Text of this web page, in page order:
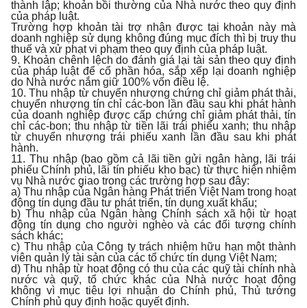
thành lập; khoản bồi thường của Nhà nước theo quy định
của pháp luật.
Trường hợp khoản tài trợ nhận được tại khoản này mà
doanh nghiệp sử dụng không đúng mục đích thì bị truy thu
thuế và xử phạt vi phạm theo quy định của pháp luật.
9. Khoản chênh lệch do đánh giá lại tài sản theo quy định
của pháp luật để cổ phần hóa, sắp xếp lại doanh nghiệp
do Nhà nước nắm giữ 100% vốn điều lệ.
10. Thu nhập từ chuyển nhượng chứng chỉ giảm phát thải,
chuyển nhượng tín chỉ các-bon lần đầu sau khi phát hành
của doanh nghiệp được cấp chứng chỉ giảm phát thải, tín
chỉ các-bon; thu nhập từ tiền lãi trái phiếu xanh; thu nhập
từ chuyển nhượng trái phiếu xanh lần đầu sau khi phát
hành.
11. Thu nhập (bao gồm cả lãi tiền gửi ngân hàng, lãi trái
phiếu Chính phủ, lãi tín phiếu kho bạc) từ thực hiện nhiệm
vụ Nhà nước giao trong các trường hợp sau đây:
a) Thu nhập của Ngân hàng Phát triển Việt Nam trong hoạt
động tín dụng đầu tư phát triển, tín dụng xuất khẩu;
b) Thu nhập của Ngân hàng Chính sách xã hội từ hoạt
động tín dụng cho người nghèo và các đối tượng chính
sách khác;
c) Thu nhập của Công ty trách nhiệm hữu hạn một thành
viên quản lý tài sản của các tổ chức tín dụng Việt Nam;
d) Thu nhập từ hoạt động có thu của các quỹ tài chính nhà
nước và quỹ, tổ chức khác của Nhà nước hoạt động
không vì mục tiêu lợi nhuận do Chính phủ, Thủ tướng
Chính phủ quy định hoặc quyết định.